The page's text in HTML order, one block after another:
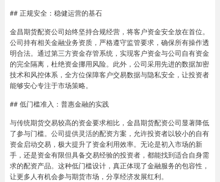
## 正规安全：稳健运营的基石
金昌期货配资公司始终坚持合规经营，将客户资金安全放在首位。
公司持有相关金融业务资质，严格遵守监管要求，确保所有操作透
明合法。通过第三方资金存管系统，实现客户资金与公司自有资金
的完全隔离，杜绝资金挪用风险。此外，公司采用先进的数据加密
技术和风控体系，全方位保障客户交易数据与隐私安全，让投资者
能够安心专注于市场策略。
## 低门槛准入：普惠金融的实践
与传统期货交易较高的资金要求相比，金昌期货配资公司显著降低
了参与门槛。公司提供灵活的配资方案，允许投资者以较小的自有
资金启动交易，极大提升了资金利用效率。无论是初入市场的新
手，还是资金有限但具备交易经验的投资者，都能找到适合自身需
求的配资产品。这种低门槛设计，真正体现了金融服务的包容性，
让更多人有机会参与期货市场，分享经济发展红利。